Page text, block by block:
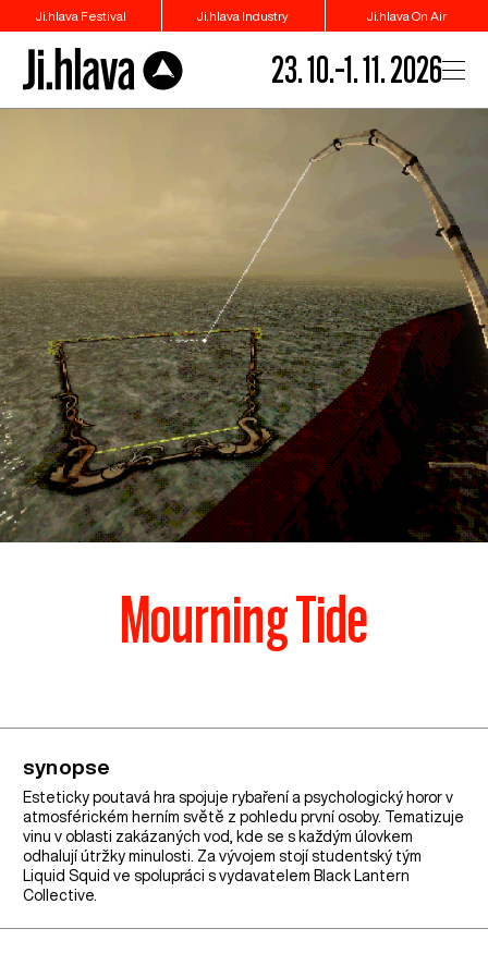
Ji.hlava Festival Ji.hlava Industry Ji.hlava On Air
23. 10.–1. 11. 2026
Mourning Tide
synopse
Esteticky poutavá hra spojuje rybaření a psychologický horor v
atmosférickém herním světě z pohledu první osoby. Tematizuje
vinu v oblasti zakázaných vod, kde se s každým úlovkem
odhalují útržky minulosti. Za vývojem stojí studentský tým
Liquid Squid ve spolupráci s vydavatelem Black Lantern
Collective.